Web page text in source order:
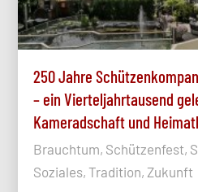
250 Jahre
– ein Vierteljahrtausend
Kameradschaft und
Brauchtum, Schützenfest,
Soziales, Tradition, Zukunft